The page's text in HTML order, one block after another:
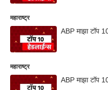
महाराष्ट्र
ABP माझा टॉप
महाराष्ट्र
ABP माझा टॉप